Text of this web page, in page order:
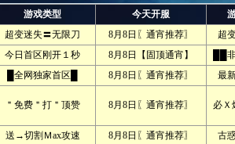
游戏类型 今天开服
超变迷失〓无限刀 8月8日〖通宵推荐〗
超
今日首区刚开１秒 8月8日【固顶通宵】
██
█全网独家首区█ 8月8日〖通宵推荐〗 最
＂免费＂打＂顶赞 8月8日〖通宵推荐〗 必Ｘ
送→切割Ｍax攻速 8月8日〖通宵推荐〗
古